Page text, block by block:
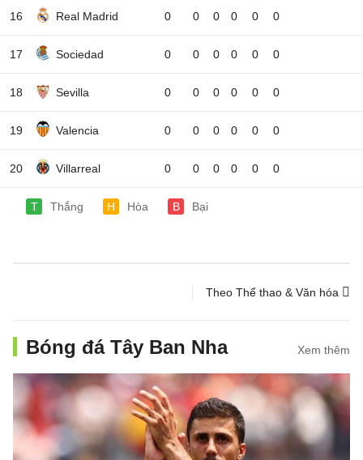
16 Real Madrid 0 0 0 0 0 0
17 Sociedad 0 0 0 0 0 0
18 Sevilla 0 0 0 0 0 0
19 Valencia 0 0 0 0 0 0
20 Villarreal 0 0 0 0 0 0
T Thắng H Hòa B Bại
Theo Thể thao & Văn hóa
Bóng đá Tây Ban Nha Xem thêm